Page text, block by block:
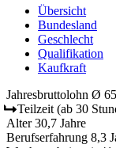
Übersicht
Bundesland
Geschlecht
Qualifikation
Kaufkraft
Jahresbruttolohn Ø
Teilzeit (ab 30
Alter 30,7 Jahre
Berufserfahrung 8,3